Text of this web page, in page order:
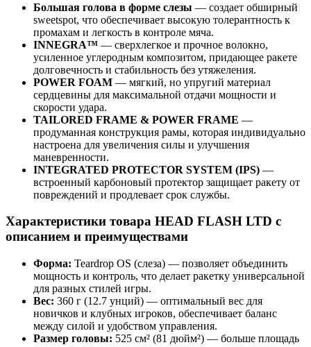
Большая голова в форме слезы — создает обширный
sweetspot, что обеспечивает высокую толерантность к
промахам и легкость в контроле мяча.
INNEGRA™ — сверхлегкое и прочное волокно,
усиленное углеродным композитом, придающее ракете
долговечность и стабильность без утяжеления.
POWER FOAM — мягкий, но упругий материал
сердцевины для максимальной отдачи мощности и
скорости удара.
TAILORED FRAME & POWER FRAME —
продуманная конструкция рамы, которая индивидуально
настроена для увеличения силы и улучшения
маневренности.
INTEGRATED PROTECTOR SYSTEM (IPS) —
встроенный карбоновый протектор защищает ракету от
повреждений и продлевает срок службы.
Характеристики товара HEAD FLASH LTD с
описанием и преимуществами
Форма: Teardrop OS (слеза) — позволяет объединить
мощность и контроль, что делает ракетку универсальной
для разных стилей игры.
Вес: 360 г (12.7 унций) — оптимальный вес для
новичков и клубных игроков, обеспечивает баланс
между силой и удобством управления.
Размер головы: 525 см² (81 дюйм²) — больше площадь